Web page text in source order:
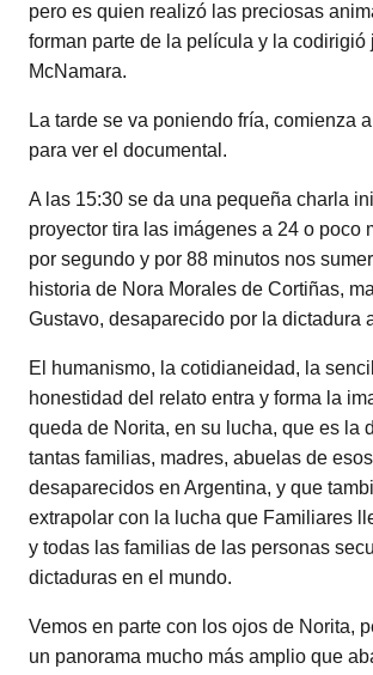
pero es quien realizó las preciosas
forman parte de la película y la codirigió
McNamara.
La tarde se va poniendo fría, comienza
para ver el documental.
A las 15:30 se da una pequeña charla
proyector tira las imágenes a 24 o poco
por segundo y por 88 minutos nos
historia de Nora Morales de Cortiñas,
Gustavo, desaparecido por la dictadura
El humanismo, la cotidianeidad, la
honestidad del relato entra y forma la
queda de Norita, en su lucha, que es la
tantas familias, madres, abuelas de esos
desaparecidos en Argentina, y que
extrapolar con la lucha que Familiares
y todas las familias de las personas
dictaduras en el mundo.
Vemos en parte con los ojos de Norita,
un panorama mucho más amplio que